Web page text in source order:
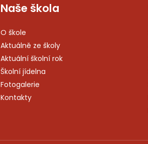
Naše škola
O škole
Aktuálně ze školy
Aktuální školní rok
Školní jídelna
Fotogalerie
Kontakty